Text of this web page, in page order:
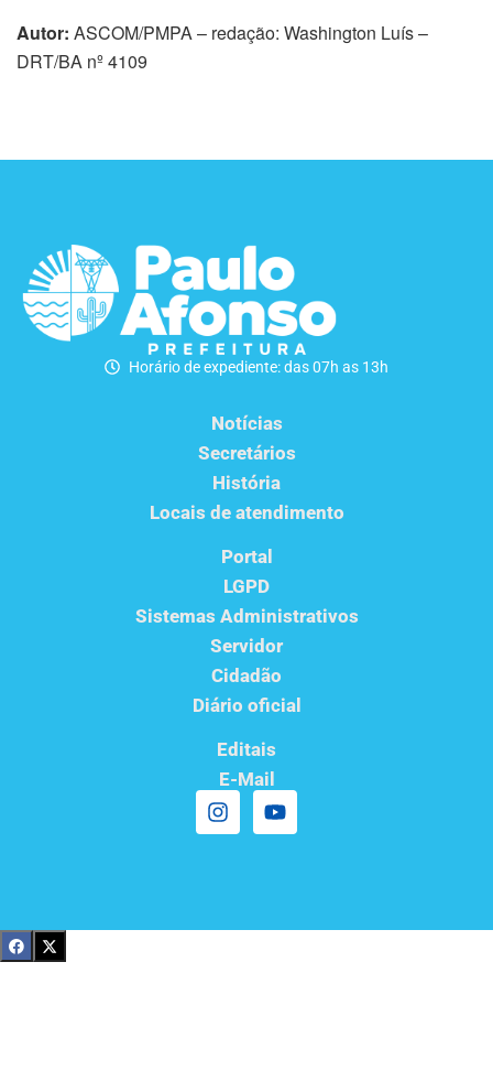
Autor: ASCOM/PMPA – redação: Washington Luís –
DRT/BA nº 4109
Horário de expediente: das 07h as 13h
Notícias
Secretários
História
Locais de atendimento
Portal
LGPD
Sistemas Administrativos
Servidor
Cidadão
Diário oficial
Editais
E-Mail